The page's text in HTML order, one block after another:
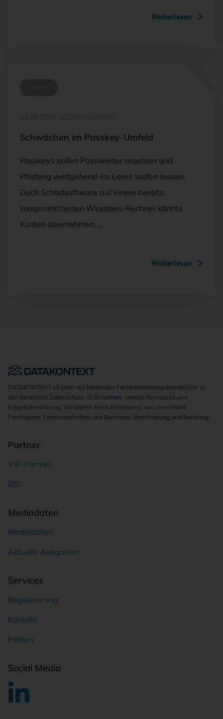
Weiterlesen
Schwächen im Passkey-Umfeld
Passkeys sollen Passwörter ersetzen und
Phishing weitgehend ins Leere laufen lassen.
Doch Schadsoftware auf einem bereits
kompromittierten Windows-Rechner könnte
Konten übernehmen,…
Weiterlesen
DATAKONTEXT ist einer der führenden Fachinformationsdienstleister in
den Bereichen Datenschutz, IT-Sicherheit, Human Resources und
Entgeltabrechnung. Wir bieten Ihnen Kompetenz aus einer Hand:
Fachbücher, Fachzeitschriften und Seminare, Zertifizierung und Beratung.
Partner
VIP-Partner
BSI
Mediadaten
Mediadaten
Aktuelle Ausgaben
Services
Registrierung
Kontakt
Fakten
Social Media